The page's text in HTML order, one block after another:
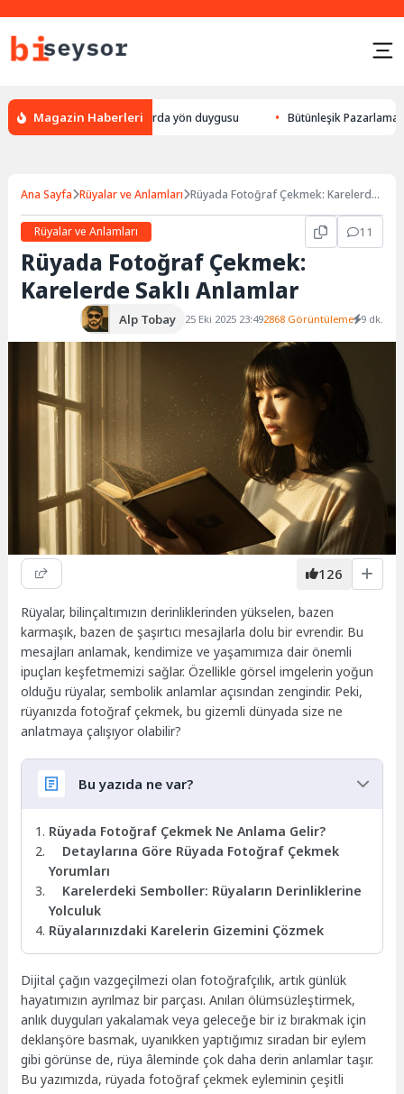
Magazin Haberleri
bulması, hayvanlarda yön duygusu Bütünleşik Pazarlama:
Ana Sayfa Rüyalar ve Anlamları Rüyada Fotoğraf Çekmek: Karelerde
Rüyalar ve Anlamları
11
Rüyada Fotoğraf Çekmek:
Karelerde Saklı Anlamlar
Alp Tobay 25 Eki 2025 23:492868 Görüntüleme 9 dk.
126
Rüyalar, bilinçaltımızın derinliklerinden yükselen, bazen
karmaşık, bazen de şaşırtıcı mesajlarla dolu bir evrendir. Bu
mesajları anlamak, kendimize ve yaşamımıza dair önemli
ipuçları keşfetmemizi sağlar. Özellikle görsel imgelerin yoğun
olduğu rüyalar, sembolik anlamlar açısından zengindir. Peki,
rüyanızda fotoğraf çekmek, bu gizemli dünyada size ne
anlatmaya çalışıyor olabilir?
Bu yazıda ne var?
Rüyada Fotoğraf Çekmek Ne Anlama Gelir?
Detaylarına Göre Rüyada Fotoğraf Çekmek
Yorumları
Karelerdeki Semboller: Rüyaların Derinliklerine
Yolculuk
Rüyalarınızdaki Karelerin Gizemini Çözmek
Dijital çağın vazgeçilmezi olan fotoğrafçılık, artık günlük
hayatımızın ayrılmaz bir parçası. Anıları ölümsüzleştirmek,
anlık duyguları yakalamak veya geleceğe bir iz bırakmak için
deklanşöre basmak, uyanıkken yaptığımız sıradan bir eylem
gibi görünse de, rüya âleminde çok daha derin anlamlar taşır.
Bu yazımızda, rüyada fotoğraf çekmek eyleminin çeşitli